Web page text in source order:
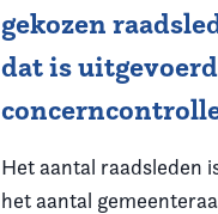
gekozen
dat is
Het aantal raadsleden
het aantal